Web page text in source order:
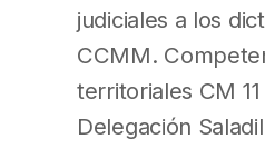
judiciales a los
CCMM.
territoriales CM
Delegación